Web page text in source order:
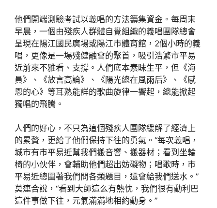
他們開端測驗考試以義唱的方法籌集資金。每周末
早晨，一個由殘疾人群體自覺組織的義唱團隊總會
呈現在陽江國民廣場或陽江市體育館，2個小時的義
唱，更像是一場殘健融會的聚首，吸引浩繁市平易
近前來不雅看、支撐。人們底本素昧生平，但《海
員》、《放言高論》、《陽光總在風雨后》、《感
恩的心》等耳熟能詳的歌曲旋律一響起，總能掀起
獨唱的飛騰。
人們的好心，不只為這個殘疾人團隊緩解了經濟上
的累贅，更給了他們保持下往的勇氣。“每次義唱，
城市有市平易近幫我們搬音響、搬器材；看到坐輪
椅的小伙伴，會輔助他們超出妨礙物；唱歌時，市
平易近總圍著我們問各類題目，還會給我們送水。”
莫連合說，“看到大師這么有熱忱，我們很有動利巴
這件事做下往，元氣滿滿地相約動身。”